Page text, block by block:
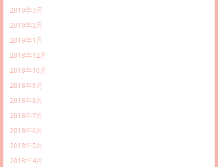
2019年3月
2019年2月
2019年1月
2018年12月
2018年10月
2018年9月
2018年8月
2018年7月
2018年6月
2018年5月
2018年4月